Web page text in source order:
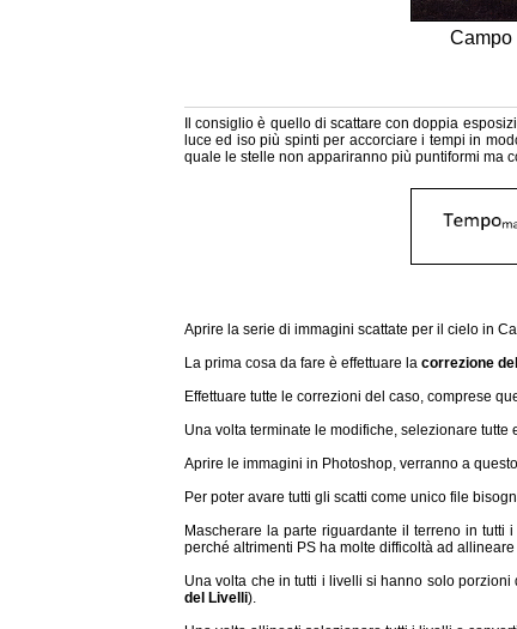
Campo
Il consiglio è quello di scattare con doppia
luce ed iso più spinti per accorciare i tempi in
quale le stelle non appariranno più puntiformi ma
Aprire la serie di immagini scattate per il cielo in
La prima cosa da fare è effettuare la correzione
Effettuare tutte le correzioni del caso, comprese
Una volta terminate le modifiche, selezionare
Aprire le immagini in Photoshop, verranno a
Per poter avare tutti gli scatti come unico file
Mascherare la parte riguardante il terreno in
perché altrimenti PS ha molte difficoltà ad
Una volta che in tutti i livelli si hanno solo
del Livelli).